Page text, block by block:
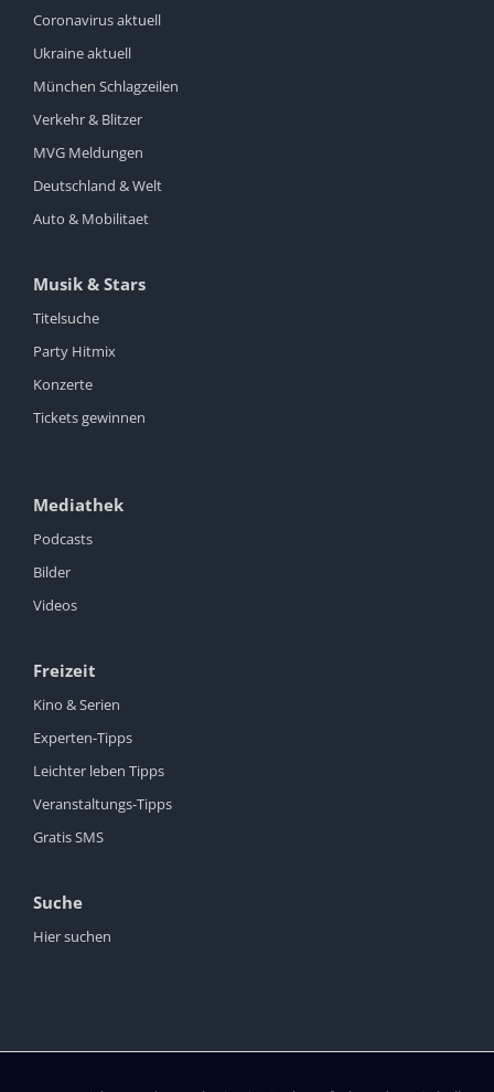
Coronavirus aktuell
Ukraine aktuell
München Schlagzeilen
Verkehr & Blitzer
MVG Meldungen
Deutschland & Welt
Auto & Mobilitaet
Musik & Stars
Titelsuche
Party Hitmix
Konzerte
Tickets gewinnen
Mediathek
Podcasts
Bilder
Videos
Freizeit
Kino & Serien
Experten-Tipps
Leichter leben Tipps
Veranstaltungs-Tipps
Gratis SMS
Suche
Hier suchen